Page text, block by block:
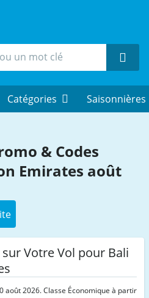
Catégories Saisonnières
& Codes
Emirates août
Votre Vol pour Bali
août 2026. Classe Économique à partir